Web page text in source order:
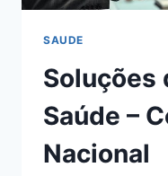
SAUDE
Soluções
Saúde –
Nacional